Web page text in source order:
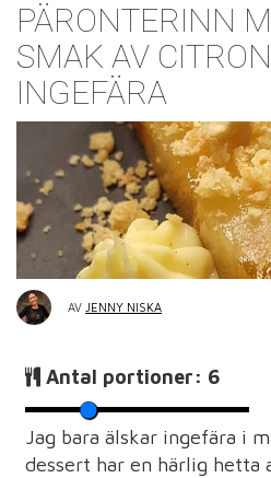
PÄRONTERINN
SMAK AV
INGEFÄRA
AV JENNY NISKA
Antal portioner: 6
Jag bara älskar ingefära i
dessert har en härlig hetta